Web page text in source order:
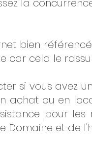
la
bien
car cela le
si vous avez
achat ou en
pour les
Domaine et de